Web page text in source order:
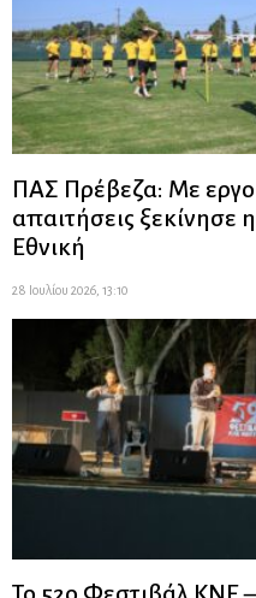
ΠΑΣ Πρέβεζα: Με
απαιτήσεις ξεκίνησε
Εθνική
28 Ιουλίου 2026, 13:10